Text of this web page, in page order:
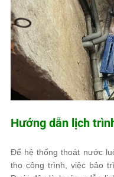
Hướng dẫn lịch
Để hệ thống thoát nước
thọ công trình, việc bảo